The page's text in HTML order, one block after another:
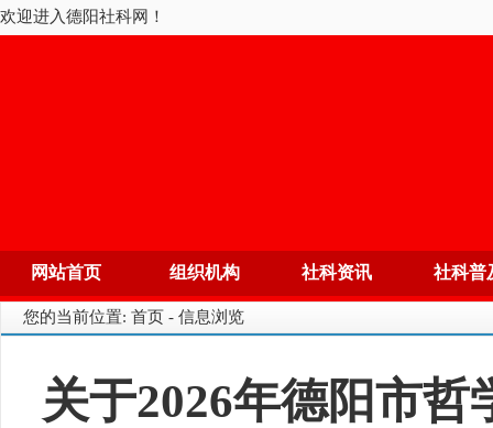
欢迎进入德阳社科网！
网站首页 组织机构 社科资讯 社科普
您的当前位置: 首页 - 信息浏览
关于2026年德阳市